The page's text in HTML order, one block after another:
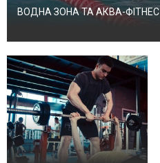
ВОДНА ЗОНА ТА АКВА-ФІТНЕС